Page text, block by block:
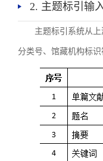
2. 主题标引输
主题标引系统从
分类号、馆藏机构标